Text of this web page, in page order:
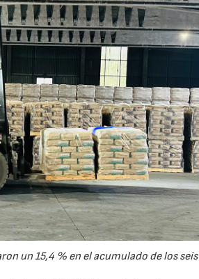
un 15,4 % en el acumulado de los